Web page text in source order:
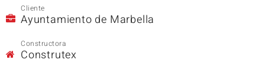
Cliente
Ayuntamiento de Marbella
Constructora
Construtex